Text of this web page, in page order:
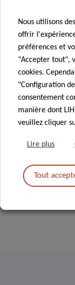
supports
COVID-
a
donation
Nous utilisons
offrir
préférences et
"Accepter tout",
cookies.
"Configuration
consentement
manière dont
veuillez cliquer
Lire plus
Tout